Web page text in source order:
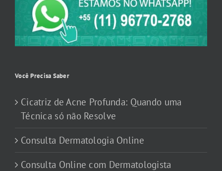
Você Precisa Saber
Cicatriz de Acne Profunda: Quando uma
Técnica só não Resolve
Consulta Dermatologia Online
Consulta Online com Dermatologista